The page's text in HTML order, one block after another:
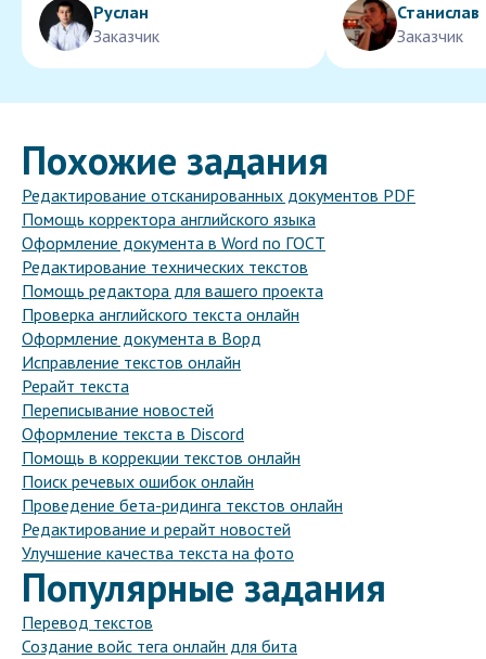
Руслан
Заказчик
Станислав
Заказчик
Похожие задания
Редактирование отсканированных документов PDF
Помощь корректора английского языка
Оформление документа в Word по ГОСТ
Редактирование технических текстов
Помощь редактора для вашего проекта
Проверка английского текста онлайн
Оформление документа в Ворд
Исправление текстов онлайн
Рерайт текста
Переписывание новостей
Оформление текста в Discord
Помощь в коррекции текстов онлайн
Поиск речевых ошибок онлайн
Проведение бета-ридинга текстов онлайн
Редактирование и рерайт новостей
Улучшение качества текста на фото
Популярные задания
Перевод текстов
Создание войс тега онлайн для бита